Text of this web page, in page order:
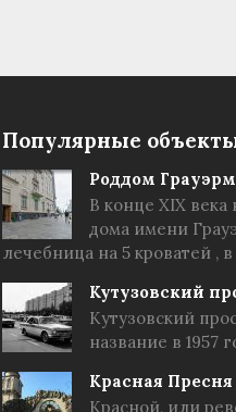
Популярные
Роддом
В конце XIX века
дома имени
лечебница на 5 кроватей , в
Кутузовский
Кутузовский
название в 1957
Красная Пресня
Красной, или